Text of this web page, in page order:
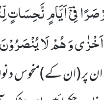
فِیْۤ اَیَّامٍ
وَ هُمْ لَا یُنْصَرُوْنَ
پر(ان کے)منحوس